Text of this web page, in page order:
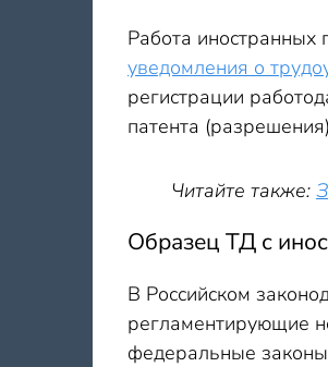
Работа
уведомления о
регистрации
патента
Читайте также:
Образец ТД с
В Российском
регламентирующие
федеральные